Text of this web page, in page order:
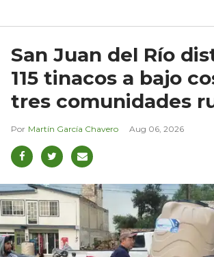
San Juan del Río
115 tinacos a bajo
tres comunidades
Martín García Chavero Aug 06, 2026